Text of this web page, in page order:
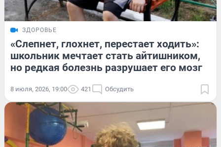
ЗДОРОВЬЕ
«Слепнет, глохнет, перестает ходить»:
школьник мечтает стать айтишником,
но редкая болезнь разрушает его мозг
8 июля, 2026, 19:00 421 Обсудить